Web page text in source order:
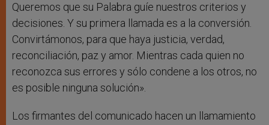
Queremos que su Palabra guíe nuestros criterios y
decisiones. Y su primera llamada es a la conversión.
Convirtámonos, para que haya justicia, verdad,
reconciliación, paz y amor. Mientras cada quien no
reconozca sus errores y sólo condene a los otros, no
es posible ninguna solución».
Los firmantes del comunicado hacen un llamamiento